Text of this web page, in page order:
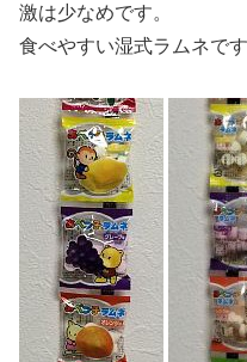
激は少なめです。
食べやすい湿式ラムネです